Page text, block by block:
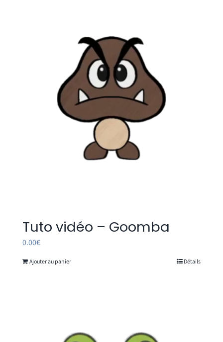
Tuto vidéo – Goomba
0.00€
Ajouter au panier Détails